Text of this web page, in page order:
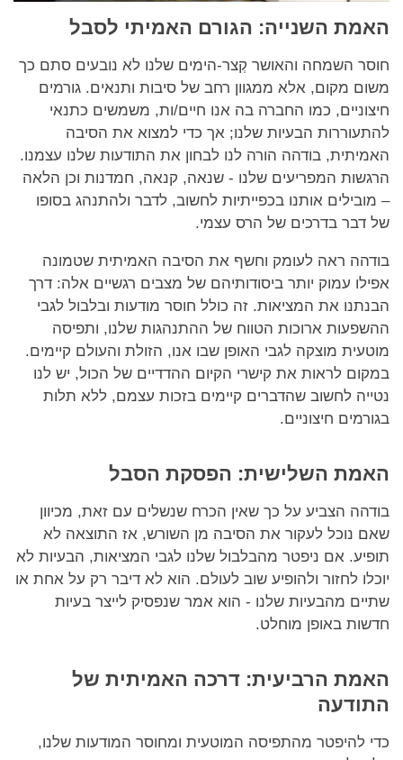
האמת השנייה: הגורם האמיתי לסבל
חוסר השמחה והאושר קְצר-הימים שלנו לא נובעים סתם כך
משום מקום, אלא ממגוון רחב של סיבות ותנאים. גורמים
חיצוניים, כמו החברה בה אנו חיים/ות, משמשים כתנאי
להתעוררות הבעיות שלנו; אך כדי למצוא את הסיבה
האמיתית, בודהה הורה לנו לבחון את התודעות שלנו עצמנו.
הרגשות המפריעים שלנו - שנאה, קנאה, חמדנות וכן הלאה
– מובילים אותנו בכפייתיות לחשוב, לדבר ולהתנהג בסופו
של דבר בדרכים של הרס עצמי.
בודהה ראה לעומק וחשף את הסיבה האמיתית שטמונה
אפילו עמוק יותר ביסודותיהם של מצבים רגשיים אלה: דרך
הבנתנו את המציאות. זה כולל חוסר מודעות ובלבול לגבי
ההשפעות ארוכות הטווח של ההתנהגות שלנו, ותפיסה
מוטעית מוצקה לגבי האופן שבו אנו, הזולת והעולם קיימים.
במקום לראות את קישרי הקיום ההדדיים של הכול, יש לנו
נטייה לחשוב שהדברים קיימים בזכות עצמם, ללא תלות
בגורמים חיצוניים.
האמת השלישית: הפסקת הסבל
בודהה הצביע על כך שאין הכרח שנשלים עם זאת, מכיוון
שאם נוכל לעקור את הסיבה מן השורש, אז התוצאה לא
תופיע. אם ניפטר מהבלבול שלנו לגבי המציאות, הבעיות לא
יוכלו לחזור ולהופיע שוב לעולם. הוא לא דיבר רק על אחת או
שתיים מהבעיות שלנו - הוא אמר שנפסיק לייצר בעיות
חדשות באופן מוחלט.
האמת הרביעית: דרכה האמיתית של
התודעה
כדי להיפטר מהתפיסה המוטעית ומחוסר המודעות שלנו,